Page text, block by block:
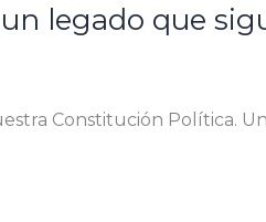
legado que
Constitución Política.